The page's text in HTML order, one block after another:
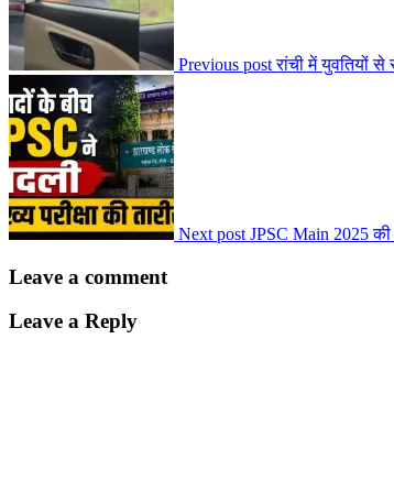
Previous post रांची में युवतियों
Next post JPSC Main 2025 की
Leave a comment
Leave a Reply